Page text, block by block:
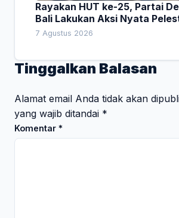
Rayakan HUT ke-25, Partai
Bali Lakukan Aksi Nyata
Lingkungan
7 Agustus 2026
Tinggalkan Balasan
Alamat email Anda tidak akan
yang wajib ditandai *
Komentar *